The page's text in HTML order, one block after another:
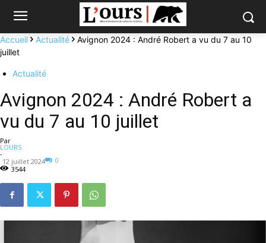
Accueil Actualité
Avignon 2024 : André Robert a vu du 7 au 10
juillet
Actualité
Avignon 2024 : André Robert a
vu du 7 au 10 juillet
Par
LOURS
-
12 juillet 2024
0
3544